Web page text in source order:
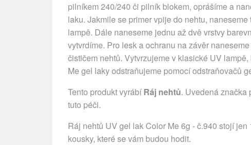
pilníkem 240/240 či pilník blokem, oprášíme a
laku. Jakmile se primer vpije do nehtu,
lampě. Dále naneseme jednu až dvě vrstvy
vytvrdíme. Pro lesk a ochranu na závěr
čističem nehtů. Vytvrzujeme v klasické UV
Me gel laky odstraňujeme pomocí odstraňovačů
Tento produkt vyrábíRáj nehtů. Uvedená značka
tuto péči.
Ráj nehtů UV gel lak Color Me 6g - č.940 stojí
kousky, které se vám budou hodit.